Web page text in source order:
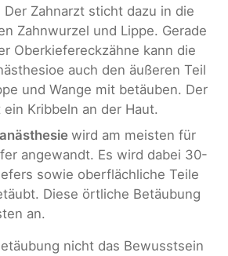
Der Zahnarzt sticht dazu in die
Zahnwurzel und Lippe. Gerade
Oberkiefereckzähne kann die
auch den äußeren Teil
und Wange mit betäuben. Der
Kribbeln an der Haut.
wird am meisten für
angewandt. Es wird dabei 30-
sowie oberflächliche Teile
Diese örtliche Betäubung
an.
nicht das Bewusstsein